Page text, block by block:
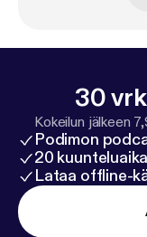
30
Kokeilun jälkeen
Podimon
20
Lataa offline-